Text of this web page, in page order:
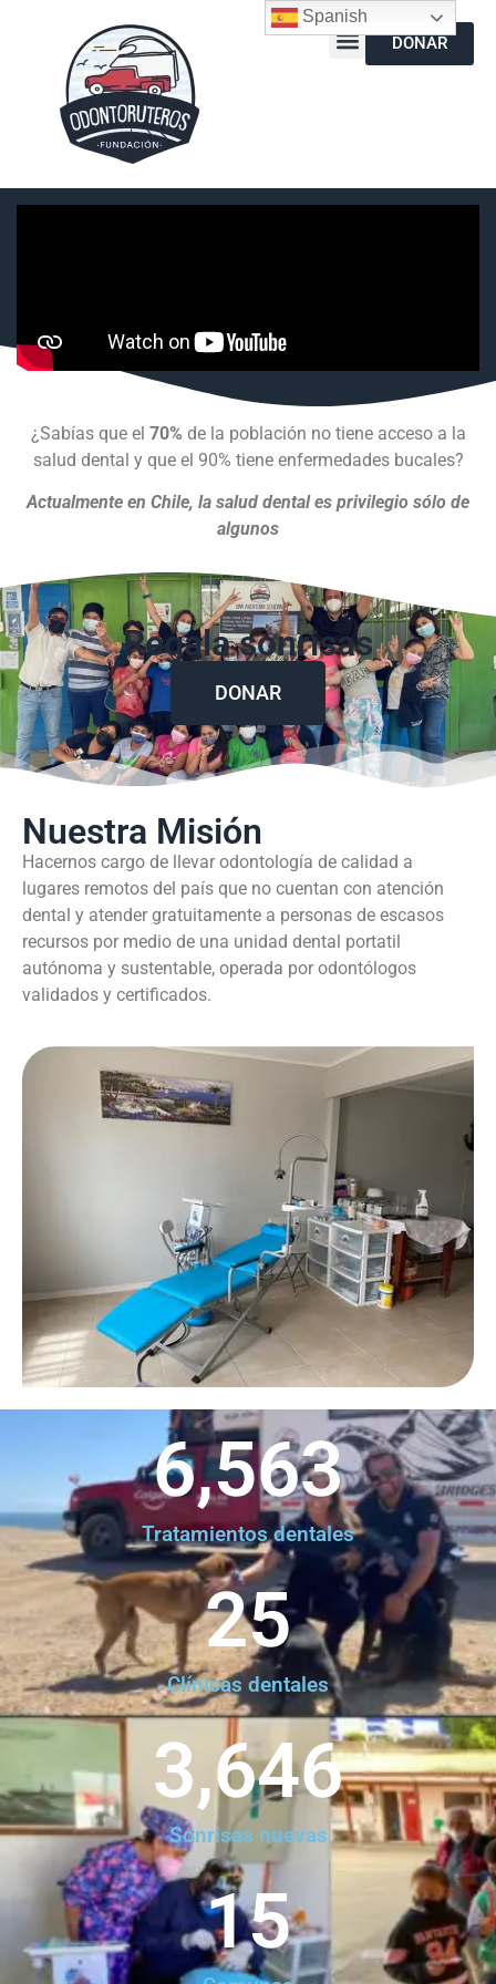
DONAR
¿Sabías que el 70% de la población no tiene acceso a la
salud dental y que el 90% tiene enfermedades bucales?
Actualmente en Chile, la salud dental es privilegio sólo de
algunos
Regala sonrisas
DONAR
Nuestra Misión
Hacernos cargo de llevar odontología de calidad a
lugares remotos del país que no cuentan con atención
dental y atender gratuitamente a personas de escasos
recursos por medio de una unidad dental portatil
autónoma y sustentable, operada por odontólogos
validados y certificados.
Tratamientos dentales
6,563
Clínicas dentales
25
Sonrisas nuevas
3,646
15
Spanish